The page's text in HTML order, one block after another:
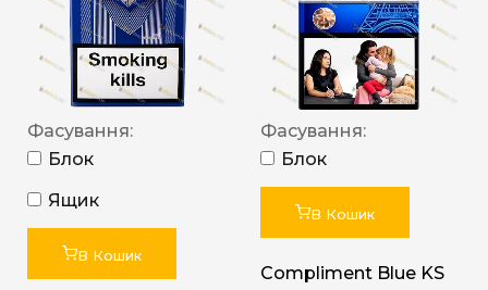
Фасування:
Блок
Ящик
В Кошик
Фасування:
Блок
В Кошик
Compliment Blue KS